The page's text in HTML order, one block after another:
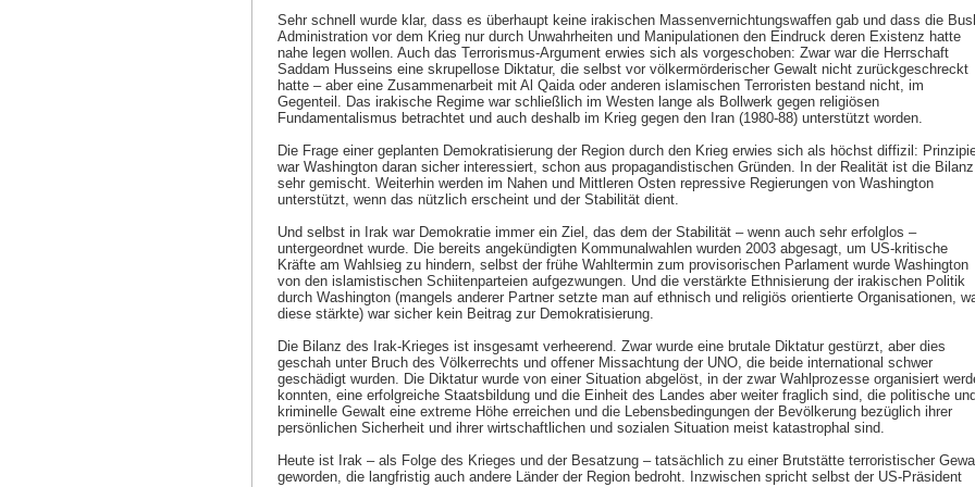
Sehr schnell wurde klar, dass es überhaupt keine irakischen Massenvernichtungswaffen gab und dass die
Administration vor dem Krieg nur durch Unwahrheiten und Manipulationen den Eindruck deren Existenz hatte
nahe legen wollen. Auch das Terrorismus-Argument erwies sich als vorgeschoben: Zwar war die Herrschaft
Saddam Husseins eine skrupellose Diktatur, die selbst vor völkermörderischer Gewalt nicht zurückgeschreckt
hatte – aber eine Zusammenarbeit mit Al Qaida oder anderen islamischen Terroristen bestand nicht, im
Gegenteil. Das irakische Regime war schließlich im Westen lange als Bollwerk gegen religiösen
Fundamentalismus betrachtet und auch deshalb im Krieg gegen den Iran (1980-88) unterstützt worden.
Die Frage einer geplanten Demokratisierung der Region durch den Krieg erwies sich als höchst diffizil:
war Washington daran sicher interessiert, schon aus propagandistischen Gründen. In der Realität ist die Bilanz
sehr gemischt. Weiterhin werden im Nahen und Mittleren Osten repressive Regierungen von Washington
unterstützt, wenn das nützlich erscheint und der Stabilität dient.
Und selbst in Irak war Demokratie immer ein Ziel, das dem der Stabilität – wenn auch sehr erfolglos –
untergeordnet wurde. Die bereits angekündigten Kommunalwahlen wurden 2003 abgesagt, um US-kritische
Kräfte am Wahlsieg zu hindern, selbst der frühe Wahltermin zum provisorischen Parlament wurde Washington
von den islamistischen Schiitenparteien aufgezwungen. Und die verstärkte Ethnisierung der irakischen Politik
durch Washington (mangels anderer Partner setzte man auf ethnisch und religiös orientierte Organisationen,
diese stärkte) war sicher kein Beitrag zur Demokratisierung.
Die Bilanz des Irak-Krieges ist insgesamt verheerend. Zwar wurde eine brutale Diktatur gestürzt, aber dies
geschah unter Bruch des Völkerrechts und offener Missachtung der UNO, die beide international schwer
geschädigt wurden. Die Diktatur wurde von einer Situation abgelöst, in der zwar Wahlprozesse organisiert
konnten, eine erfolgreiche Staatsbildung und die Einheit des Landes aber weiter fraglich sind, die politische
kriminelle Gewalt eine extreme Höhe erreichen und die Lebensbedingungen der Bevölkerung bezüglich ihrer
persönlichen Sicherheit und ihrer wirtschaftlichen und sozialen Situation meist katastrophal sind.
Heute ist Irak – als Folge des Krieges und der Besatzung – tatsächlich zu einer Brutstätte terroristischer
geworden, die langfristig auch andere Länder der Region bedroht. Inzwischen spricht selbst der US-Präsident